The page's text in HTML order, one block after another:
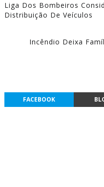
Liga Dos Bombeiros
Distribuição De Veículos
Incêndio Deixa
FACEBOOK